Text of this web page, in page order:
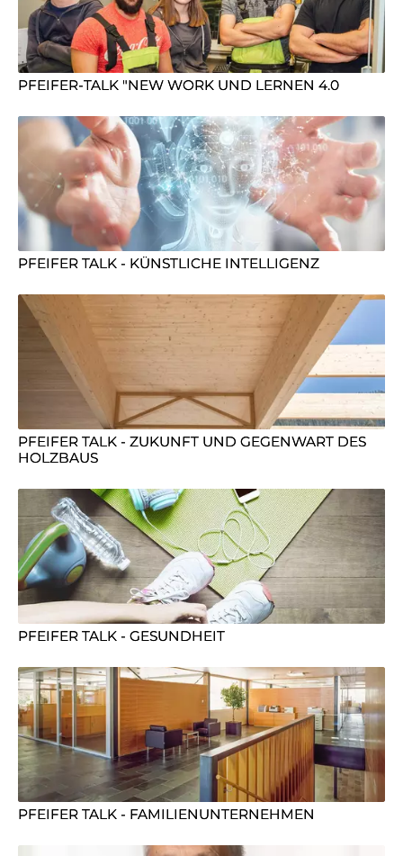
PFEIFER-TALK "NEW WORK UND LERNEN 4.0
PFEIFER TALK - KÜNSTLICHE INTELLIGENZ
PFEIFER TALK - ZUKUNFT UND GEGENWART DES
HOLZBAUS
PFEIFER TALK - GESUNDHEIT
PFEIFER TALK - FAMILIENUNTERNEHMEN